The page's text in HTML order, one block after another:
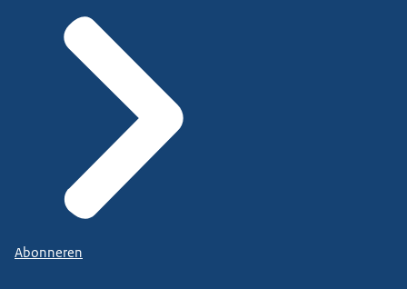
Abonneren